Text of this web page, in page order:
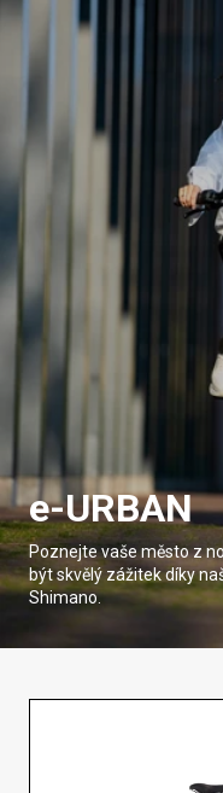
e-URBAN
Poznejte vaše město z
být skvělý zážitek díky
Shimano.